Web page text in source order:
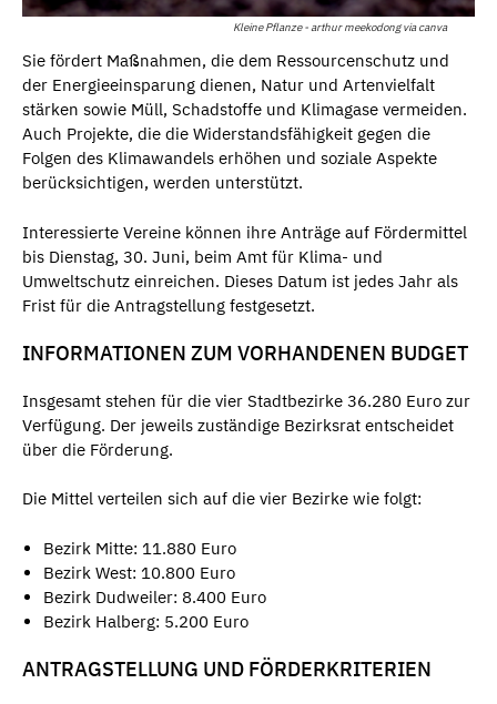
Kleine Pflanze - arthur meekodong via canva
Sie fördert Maßnahmen, die dem Ressourcenschutz und
der Energieeinsparung dienen, Natur und Artenvielfalt
stärken sowie Müll, Schadstoffe und Klimagase vermeiden.
Auch Projekte, die die Widerstandsfähigkeit gegen die
Folgen des Klimawandels erhöhen und soziale Aspekte
berücksichtigen, werden unterstützt.
Interessierte Vereine können ihre Anträge auf Fördermittel
bis Dienstag, 30. Juni, beim Amt für Klima- und
Umweltschutz einreichen. Dieses Datum ist jedes Jahr als
Frist für die Antragstellung festgesetzt.
INFORMATIONEN ZUM VORHANDENEN BUDGET
Insgesamt stehen für die vier Stadtbezirke 36.280 Euro zur
Verfügung. Der jeweils zuständige Bezirksrat entscheidet
über die Förderung.
Die Mittel verteilen sich auf die vier Bezirke wie folgt:
Bezirk Mitte: 11.880 Euro
Bezirk West: 10.800 Euro
Bezirk Dudweiler: 8.400 Euro
Bezirk Halberg: 5.200 Euro
ANTRAGSTELLUNG UND FÖRDERKRITERIEN